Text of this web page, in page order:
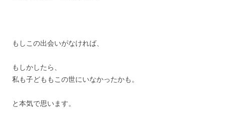
もしこの出会いがなければ、
もしかしたら、
私も子どももこの世にいなかったかも。
と本気で思います。